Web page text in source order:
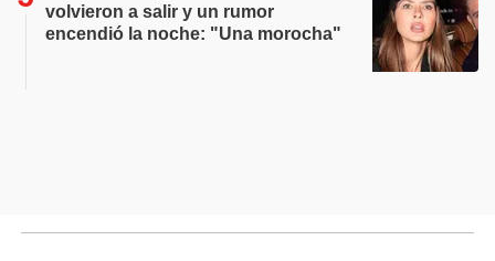
volvieron a salir y un rumor
encendió la noche: "Una morocha"